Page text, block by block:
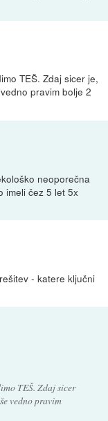
TEŠ. Zdaj sicer je,
pravim bolje 2
neoporečna
imeli čez 5 let 5x
- katere ključni
TEŠ. Zdaj sicer
vedno pravim